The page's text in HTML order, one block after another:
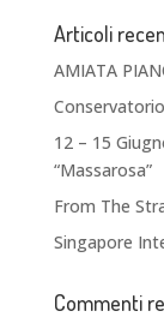
Articoli
AMIATA
12 – 15
“Massarosa”
From The
Singapore
Commenti